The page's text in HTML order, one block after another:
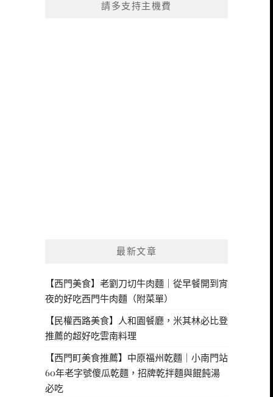
請多支持主機費
最新文章
【西門美食】老劉刀切牛肉麵｜從早餐開到宵
夜的好吃西門牛肉麵（附菜單）
【民權西路美食】人和園餐廳，米其林必比登
推薦的超好吃雲南料理
【西門町美食推薦】中原福州乾麵｜小南門站
60年老字號傻瓜乾麵，招牌乾拌麵與餛飩湯
必吃